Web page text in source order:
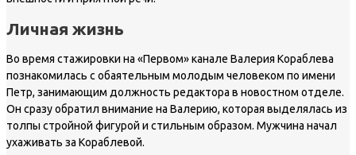
Личная жизнь
Во время стажировки на «Первом» канале Валерия Кораблева
познакомилась с обаятельным молодым человеком по имени
Петр, занимающим должность редактора в новостном отделе.
Он сразу обратил внимание на Валерию, которая выделялась из
толпы стройной фигурой и стильным образом. Мужчина начал
ухаживать за Кораблевой.